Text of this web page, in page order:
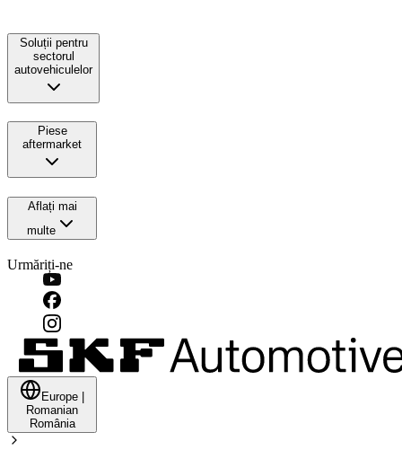
Soluții pentru
sectorul
autovehiculelor
Piese
aftermarket
Aflați mai
multe
Urmăriți-ne
Europe
Romanian
România